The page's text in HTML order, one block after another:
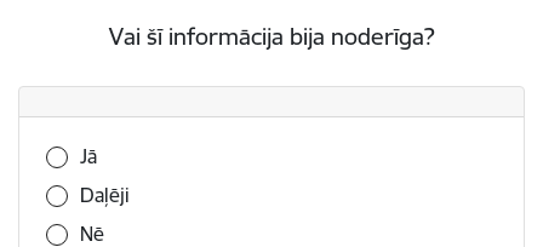
Vai šī informācija bija noderīga?
Vai šī informācija bija noderīga?
Jā
Daļēji
Nē